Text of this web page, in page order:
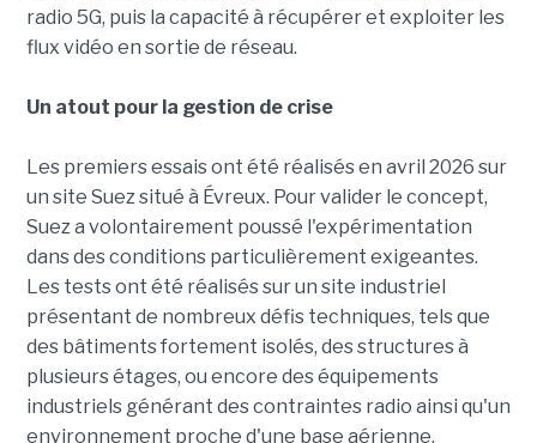
radio 5G, puis la capacité à récupérer et exploiter les
flux vidéo en sortie de réseau.
Un atout pour la gestion de crise
Les premiers essais ont été réalisés en avril 2026 sur
un site Suez situé à Évreux. Pour valider le concept,
Suez a volontairement poussé l'expérimentation
dans des conditions particulièrement exigeantes.
Les tests ont été réalisés sur un site industriel
présentant de nombreux défis techniques, tels que
des bâtiments fortement isolés, des structures à
plusieurs étages, ou encore des équipements
industriels générant des contraintes radio ainsi qu'un
environnement proche d'une base aérienne.